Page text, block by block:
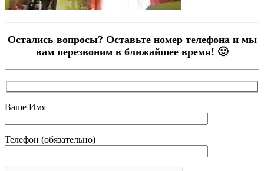
Остались вопросы? Оставьте номер телефона и мы
вам перезвоним в ближайшее время! 🙂
Ваше Имя
Телефон (обязательно)